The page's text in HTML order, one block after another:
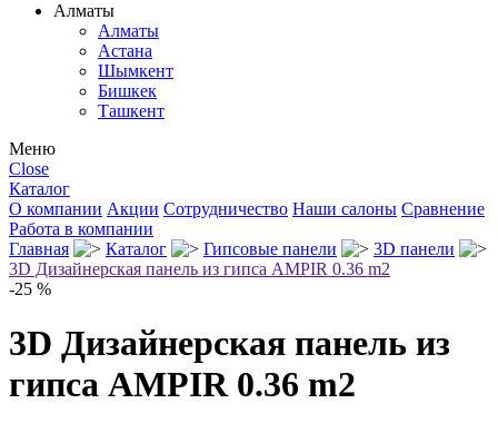
Алматы
Алматы
Астана
Шымкент
Бишкек
Ташкент
Меню
Close
Каталог
О компании Акции Сотрудничество Наши салоны Сравнение
Работа в компании
Главная
Каталог Гипсовые панели
3D панели
3D Дизайнерская панель из гипса AMPIR 0.36 m2
-25 %
3D Дизайнерская панель из
гипса AMPIR 0.36 m2